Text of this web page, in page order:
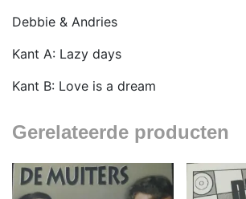
Debbie & Andries
Kant A: Lazy days
Kant B: Love is a dream
Gerelateerde producten